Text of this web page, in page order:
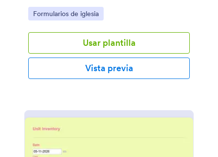
impartida en una congregación, nombre del
aconsejado y del consejero y su tipo de cargo
describir la problemática y tipo de consejo
impartido. Tiene una lista sugerida de tareas para el
aconsejado como días de ayuno, involucrarse en
actividades, entre otros. Incluso puede establecer
una cita de próxima consejería.
Go to Category:
Formularios de iglesia
Usar plantilla
Vista previa